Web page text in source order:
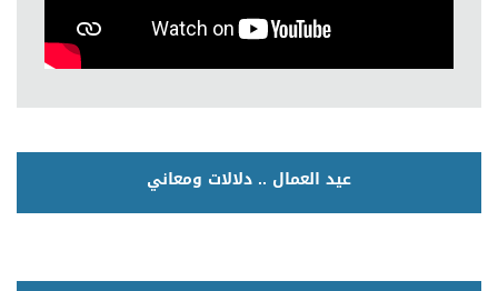
عيد العمال .. دلالات ومعاني